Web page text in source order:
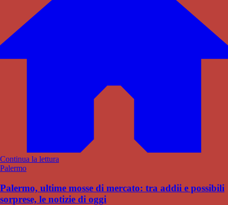
Continua la lettura
Palermo
Palermo, ultime mosse di mercato: tra addii e possibili
sorprese, le notizie di oggi